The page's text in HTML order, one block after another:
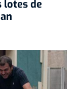
lotes de